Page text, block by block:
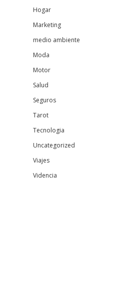
Hogar
Marketing
medio ambiente
Moda
Motor
Salud
Seguros
Tarot
Tecnologia
Uncategorized
Viajes
Videncia